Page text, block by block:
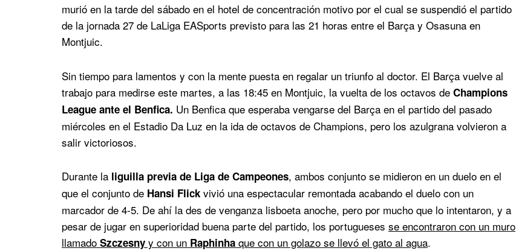
murió en la tarde del sábado en el hotel de concentración motivo por el cual se suspendió el partido
de la jornada 27 de LaLiga EASports previsto para las 21 horas entre el Barça y Osasuna en
Montjuic.
Sin tiempo para lamentos y con la mente puesta en regalar un triunfo al doctor. El Barça vuelve al
trabajo para medirse este martes, a las 18:45 en Montjuic, la vuelta de los octavos de Champions
League ante el Benfica. Un Benfica que esperaba vengarse del Barça en el partido del pasado
miércoles en el Estadio Da Luz en la ida de octavos de Champions, pero los azulgrana volvieron a
salir victoriosos.
Durante la liguilla previa de Liga de Campeones, ambos conjunto se midieron en un duelo en el
que el conjunto de Hansi Flick vivió una espectacular remontada acabando el duelo con un
marcador de 4-5. De ahí la des de venganza lisboeta anoche, pero por mucho que lo intentaron, y a
pesar de jugar en superioridad buena parte del partido, los portugueses se encontraron con un muro
llamado Szczesny y con un Raphinha que con un golazo se llevó el gato al agua.